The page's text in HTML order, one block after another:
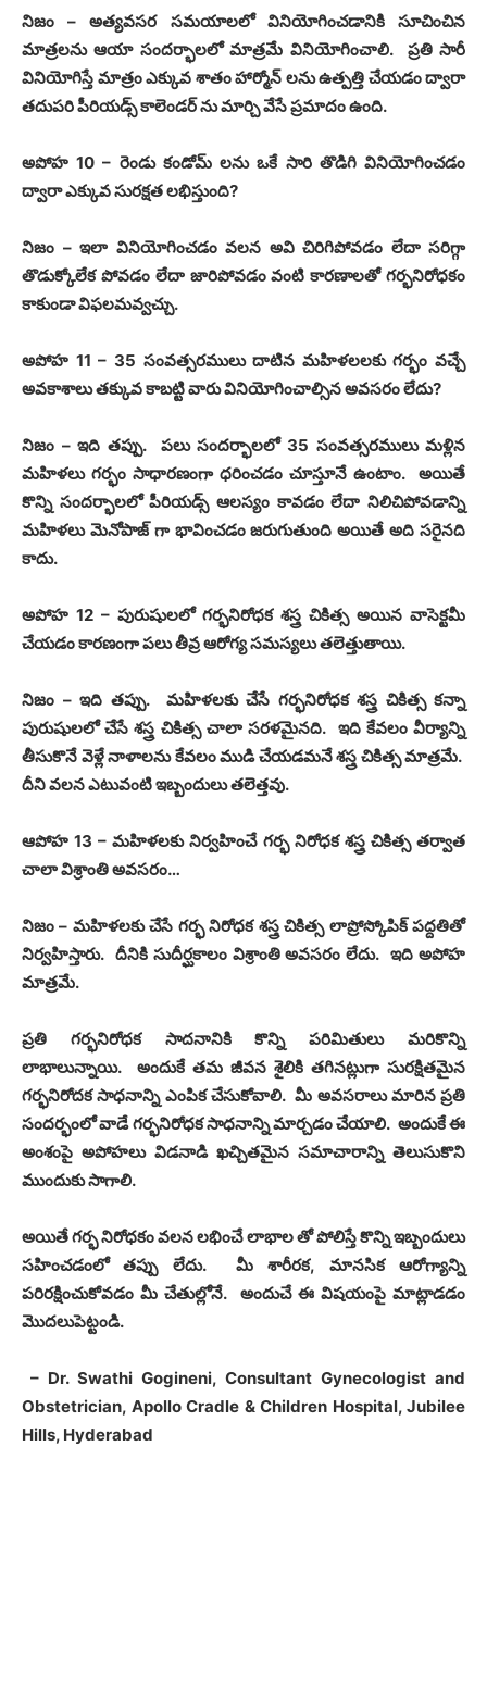
నిజం– అత్యవసర సమయాలలో వినియోగించడానికి సూచించిన
మాత్రలను ఆయా సందర్భాలలో మాత్రమే వినియోగించాలి. ప్రతి సారీ
వినియోగిస్తే మాత్రం ఎక్కువ శాతం హార్మోన్ లను ఉత్పత్తి చేయడం ద్వారా
తదుపరి పీరియడ్స్ కాలెండర్ ను మార్చి వేసే ప్రమాదం ఉంది.
అపోహ10 – రెండు కండోమ్ లను ఒకే సారి తొడిగి వినియోగించడం
ద్వారా ఎక్కువ సురక్షత లభిస్తుంది?
నిజం –ఇలా వినియోగించడం వలన అవి చిరిగిపోవడం లేదా సరిగ్గా
తొడుక్కోలేక పోవడం లేదా జారిపోవడం వంటి కారణాలతో గర్భనిరోధకం
కాకుండా విఫలమవ్వచ్చు.
అపోహ 11 – 35 సంవత్సరములు దాటిన మహిళలలకు గర్భం వచ్చే
అవకాశాలు తక్కువ కాబట్టి వారు వినియోగించాల్సిన అవసరం లేదు?
నిజం –ఇది తప్పు. పలు సందర్భాలలో 35 సంవత్సరములు మళ్లిన
మహిళలు గర్భం సాధారణంగా ధరించడం చూస్తూనే ఉంటాం. అయితే
కొన్ని సందర్భాలలో పీరియడ్స్ ఆలస్యం కావడం లేదా నిలిచిపోవడాన్ని
మహిళలు మెనోపాజ్ గా భావించడం జరుగుతుంది అయితే అది సరైనది
కాదు.
అపోహ 12 – పురుషులలో గర్భనిరోధక శస్త్ర చికిత్స అయిన వాసెక్టమీ
చేయడం కారణంగా పలు తీవ్ర ఆరోగ్య సమస్యలు తలెత్తుతాయి.
నిజం –ఇది తప్పు. మహిళలకు చేసే గర్భనిరోధక శస్త్ర చికిత్స కన్నా
పురుషులలో చేసే శస్త్ర చికిత్స చాలా సరళమైనది. ఇది కేవలం వీర్యాన్ని
తీసుకొనే వెళ్లే నాళాలను కేవలం ముడి చేయడమనే శస్త్ర చికిత్స మాత్రమే.
దీని వలన ఎటువంటి ఇబ్బందులు తలెత్తవు.
ఆపోహ13 – మహిళలకు నిర్వహించే గర్భ నిరోధక శస్త్ర చికిత్స తర్వాత
చాలా విశ్రాంతి అవసరం…
నిజం– మహిళలకు చేసే గర్భ నిరోధక శస్త్ర చికిత్స లాప్రోస్కోపిక్ పద్దతితో
నిర్వహిస్తారు. దీనికి సుదీర్ఘకాలం విశ్రాంతి అవసరం లేదు.ఇది అపోహ
మాత్రమే.
ప్రతి గర్భనిరోధక సాదనానికి కొన్ని పరిమితులు మరికొన్ని
లాభాలున్నాయి. అందుకే తమ జీవన శైలికి తగినట్లుగా సురక్షితమైన
గర్భనిరోదక సాధనాన్ని ఎంపిక చేసుకోవాలి.మీ అవసరాలు మారిన ప్రతి
సందర్భంలో వాడే గర్భనిరోధక సాధనాన్ని మార్చడం చేయాలి. అందుకే ఈ
అంశంపై అపోహలు విడనాడి ఖచ్చితమైన సమాచారాన్ని తెలుసుకొని
ముందుకు సాగాలి.
అయితే గర్భ నిరోధకం వలన లభించే లాభాల తో పోలిస్తే కొన్ని ఇబ్బందులు
సహించడంలో తప్పు లేదు. మీ శారీరక, మానసిక ఆరోగ్యాన్ని
పరిరక్షించుకోవడం మీ చేతుల్లోనే. అందుచే ఈ విషయంపై మాట్లాడడం
మొదలుపెట్టండి.
– Dr. Swathi Gogineni, Consultant Gynecologist and
Obstetrician, Apollo Cradle & Children Hospital, Jubilee
Hills, Hyderabad